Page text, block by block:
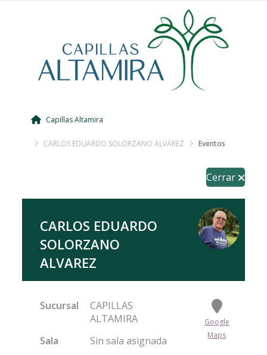
Capillas Altamira
CARLOS EDUARDO SOLORZANO ALVAREZ Eventos
Cerrar
CARLOS EDUARDO
SOLORZANO
ALVAREZ
Sucursal
CAPILLAS
ALTAMIRA
Sala
Sin sala asignada
Google
Maps